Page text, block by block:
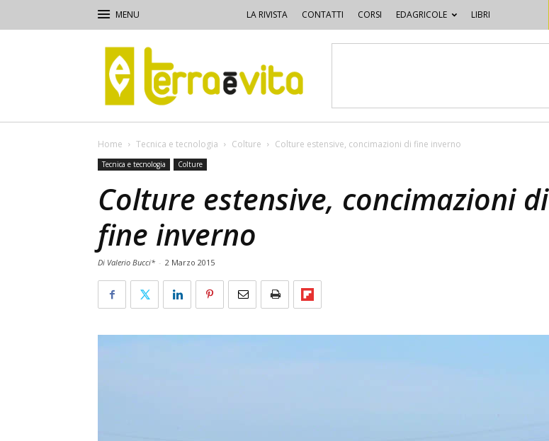
LA RIVISTA CONTATTI CORSI EDAGRICOLE LIBRI
Terra
e
Vita
Home Tecnica e tecnologia Colture Colture estensive, concimazioni di fine inverno
Tecnica e tecnologia Colture
Colture estensive, concimazioni di
fine inverno
Di Valerio Bucci* - 2 Marzo 2015